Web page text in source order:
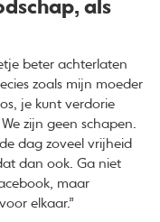
als
beter achterlaten
zoals mijn moeder
je kunt verdorie
zijn geen schapen.
dag zoveel vrijheid
dan ook. Ga niet
maar
elkaar.”